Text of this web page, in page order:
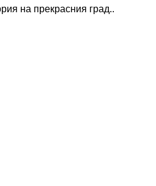
на прекрасния град..